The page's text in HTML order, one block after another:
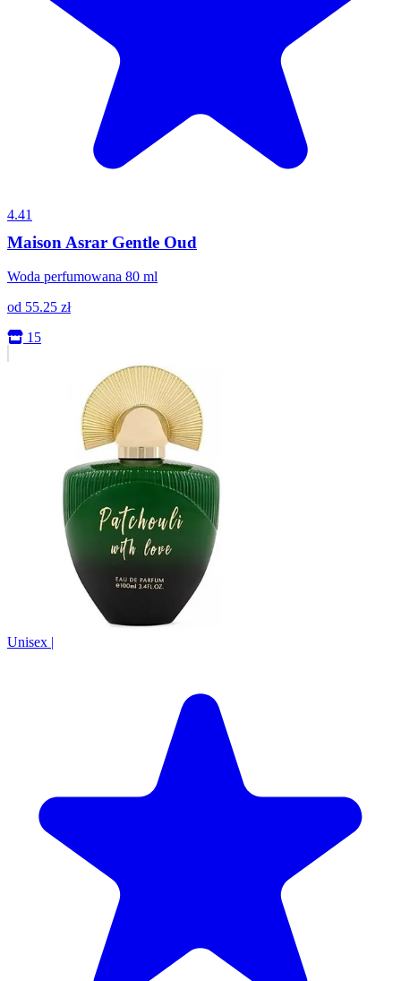
4.41
Maison Asrar Gentle Oud
Woda perfumowana 80 ml
od 55.25 zł
15
Unisex